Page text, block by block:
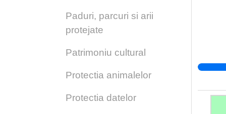
Paduri, parcuri si arii
protejate
Patrimoniu cultural
Protectia animalelor
Protectia datelor